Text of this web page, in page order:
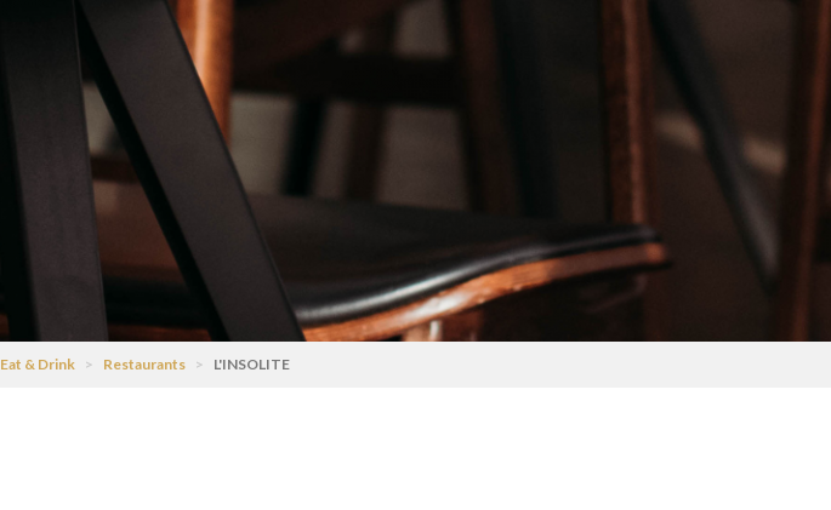
Eat & Drink > Restaurants > L'INSOLITE